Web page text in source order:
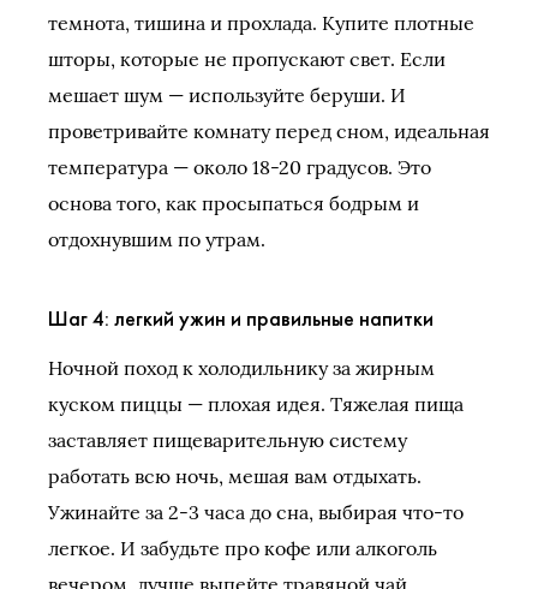
темнота, тишина и прохлада. Купите плотные
шторы, которые не пропускают свет. Если
мешает шум — используйте беруши. И
проветривайте комнату перед сном, идеальная
температура — около 18-20 градусов. Это
основа того, как просыпаться бодрым и
отдохнувшим по утрам.
Шаг 4: легкий ужин и правильные напитки
Ночной поход к холодильнику за жирным
куском пиццы — плохая идея. Тяжелая пища
заставляет пищеварительную систему
работать всю ночь, мешая вам отдыхать.
Ужинайте за 2-3 часа до сна, выбирая что-то
легкое. И забудьте про кофе или алкоголь
вечером, лучше выпейте травяной чай.